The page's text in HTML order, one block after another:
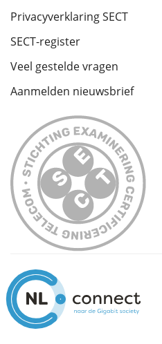
Privacyverklaring SECT
SECT-register
Veel gestelde vragen
Aanmelden nieuwsbrief